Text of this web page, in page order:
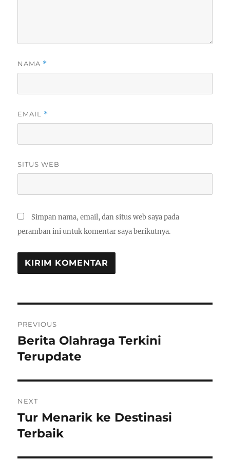
NAMA *
EMAIL *
SITUS WEB
Simpan nama, email, dan situs web saya pada
peramban ini untuk komentar saya berikutnya.
pos
PREVIOUS
Previous
post:
Berita Olahraga Terkini
Terupdate
NEXT
Next
post:
Tur Menarik ke Destinasi
Terbaik